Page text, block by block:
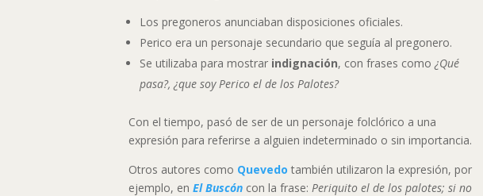
Los pregoneros anunciaban disposiciones oficiales.
Perico era un personaje secundario que seguía al pregonero.
Se utilizaba para mostrar indignación, con frases como¿Qué
pasa?, ¿que soy Perico el de los Palotes?
Con el tiempo, pasó de ser de un personaje folclórico a una
expresión para referirse a alguien indeterminado o sin importancia.
Otros autores como Quevedotambién utilizaron la expresión, por
ejemplo, enEl Buscón con la frase:Periquito el de los palotes; si no